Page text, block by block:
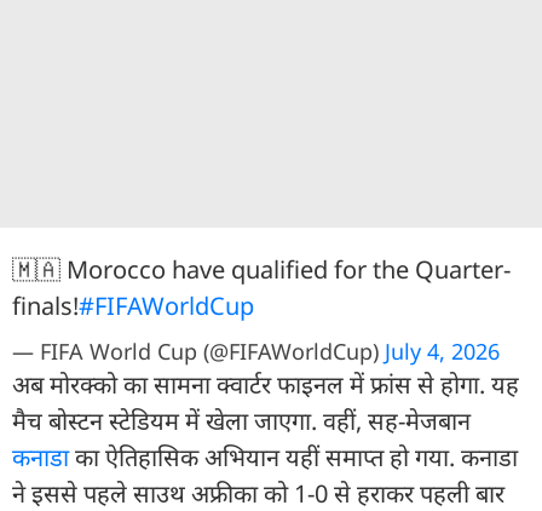
🇲🇦 Morocco have qualified for the Quarter-
finals!#FIFAWorldCup
— FIFA World Cup (@FIFAWorldCup) July 4, 2026
अब मोरक्को का सामना क्वार्टर फाइनल में फ्रांस से होगा. यह
मैच बोस्टन स्टेडियम में खेला जाएगा. वहीं, सह-मेजबान
कनाडाका ऐतिहासिक अभियान यहीं समाप्त हो गया. कनाडा
ने इससे पहले साउथ अफ्रीका को 1-0 से हराकर पहली बार